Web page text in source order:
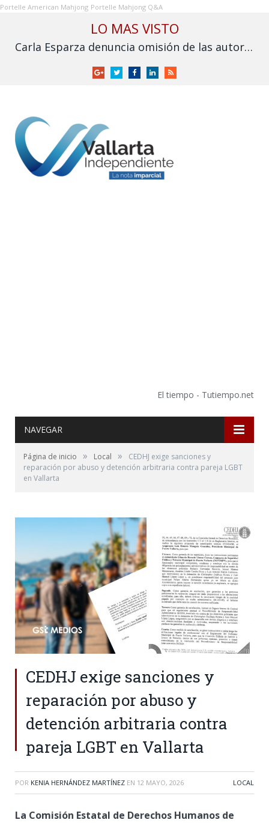
Portelle American Mahjong Portelle Mahjong Q&A
LO MAS VISTO
Carla Esparza denuncia omisión de las autoridades por inundación en Nuevo Nayarit
GoogleTwitterFacebookLinkedInRSS
El tiempo - Tutiempo.net
NAVEGAR
Página de inicio » Local »
CEDHJ exige sanciones y
reparación por abuso y detención arbitraria contra pareja LGBT
en Vallarta
CEDHJ exige sanciones y
reparación por abuso y
detención arbitraria contra
pareja LGBT en Vallarta
POR KENIA HERNÁNDEZ MARTÍNEZ EN 12 MAYO, 2026 LOCAL
La Comisión Estatal de Derechos Humanos de